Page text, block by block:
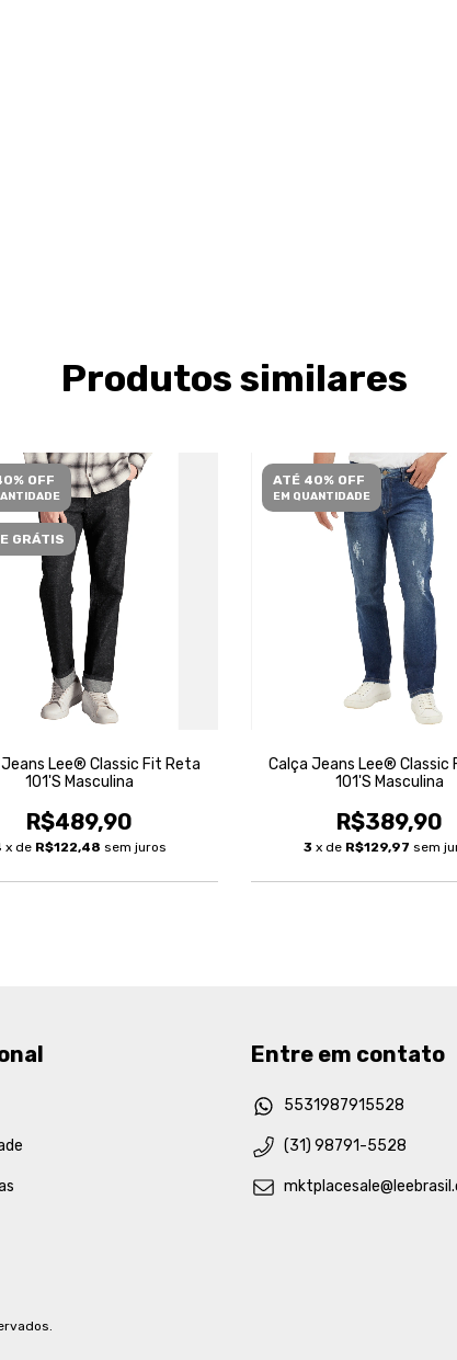
Produtos similares
OFF
GRÁTIS
Lee® Classic Fit Reta
101'S Masculina
R$489,90
x de R$122,48 sem juros
ATÉ 40% OFF
EM QUANTIDADE
Calça Jeans Lee® Classic
101'S Masculina
R$389,90
3 x de R$129,97 sem
Entre em contato
5531987915528
(31) 98791-5528